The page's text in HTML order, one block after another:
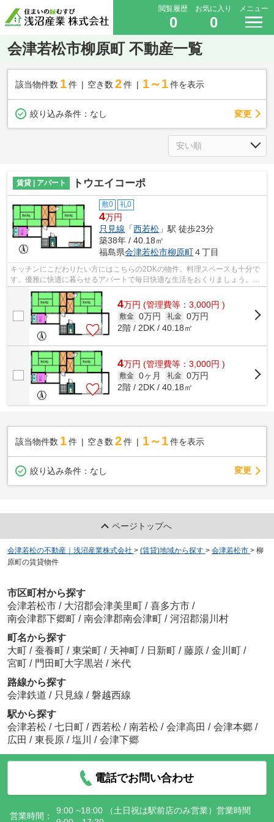
閲覧履歴
0
お気に入り
0
メニュー
会津若松市柳原町 不動産一覧
該当物件数 1件 空き数 2 件 1～1 件を表示
絞り込み条件： なし 変更
賃貸 | アパート トウエイコーポ
敷0 礼0
4万円
只見線 「西若松 」駅 徒歩23分
築38年 / 40.18㎡
福島県会津若松市柳原町４丁目
キッチンにこだわりたい方にはこちらの2DKの物件。料理スペースも十分で
す。優雅に快適に暮らせるアパートで毎日快適な生活をおくりましょう。専
有面積も余裕の40.18㎡。こちらの物件...
4万円 (管理費等：3,000円 )
敷金 0万円 礼金 0万円
2階 / 2DK / 40.18㎡
4万円 (管理費等：3,000円 )
敷金 0ヶ月 礼金 0万円
2階 / 2DK / 40.18㎡
該当物件数 1件 空き数 2 件 1～1 件を表示
絞り込み条件： なし 変更
ページトップへ
会津若松の不動産｜浅沼産業株式会社 > (賃貸)地域から探す > 会津若松市 > 柳
原町の賃貸物件
市区町村から探す
会津若松市 / 大沼郡会津美里町 / 喜多方市 /
南会津郡下郷町 / 南会津郡南会津町 / 河沼郡湯川村
町名から探す
大町 / 蚕養町 / 東栄町 / 天神町 / 日新町 / 藤原 / 金川町 /
宮町 / 門田町大字黒岩 / 米代
路線から探す
会津鉄道 / 只見線 / 磐越西線
駅から探す
会津若松 / 七日町 / 西若松 / 南若松 / 会津高田 / 会津本郷 /
広田 / 東長原 / 塩川 / 会津下郷
電話でお問い合わせ
営業時間：
9:00 ~18:00 （土日祝は駅前店のみ営業）営業時間